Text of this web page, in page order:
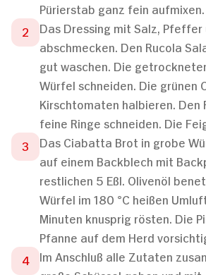
Pürierstab ganz fein aufmixen.
Das Dressing mit Salz, Pfeffer
abschmecken. Den Rucola
gut waschen. Die
Würfel schneiden. Die grünen
Kirschtomaten halbieren. Den
feine Ringe schneiden. Die
Das Ciabatta Brot in grobe
auf einem Backblech mit
restlichen 5 Eßl. Olivenöl
Würfel im 180 °C heißen
Minuten knusprig rösten. Die
Pfanne auf dem Herd
Im Anschluß alle Zutaten